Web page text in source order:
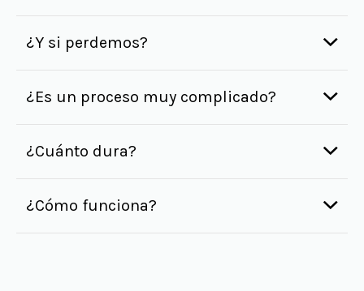
¿Y si perdemos?
¿Es un proceso muy complicado?
¿Cuánto dura?
¿Cómo funciona?